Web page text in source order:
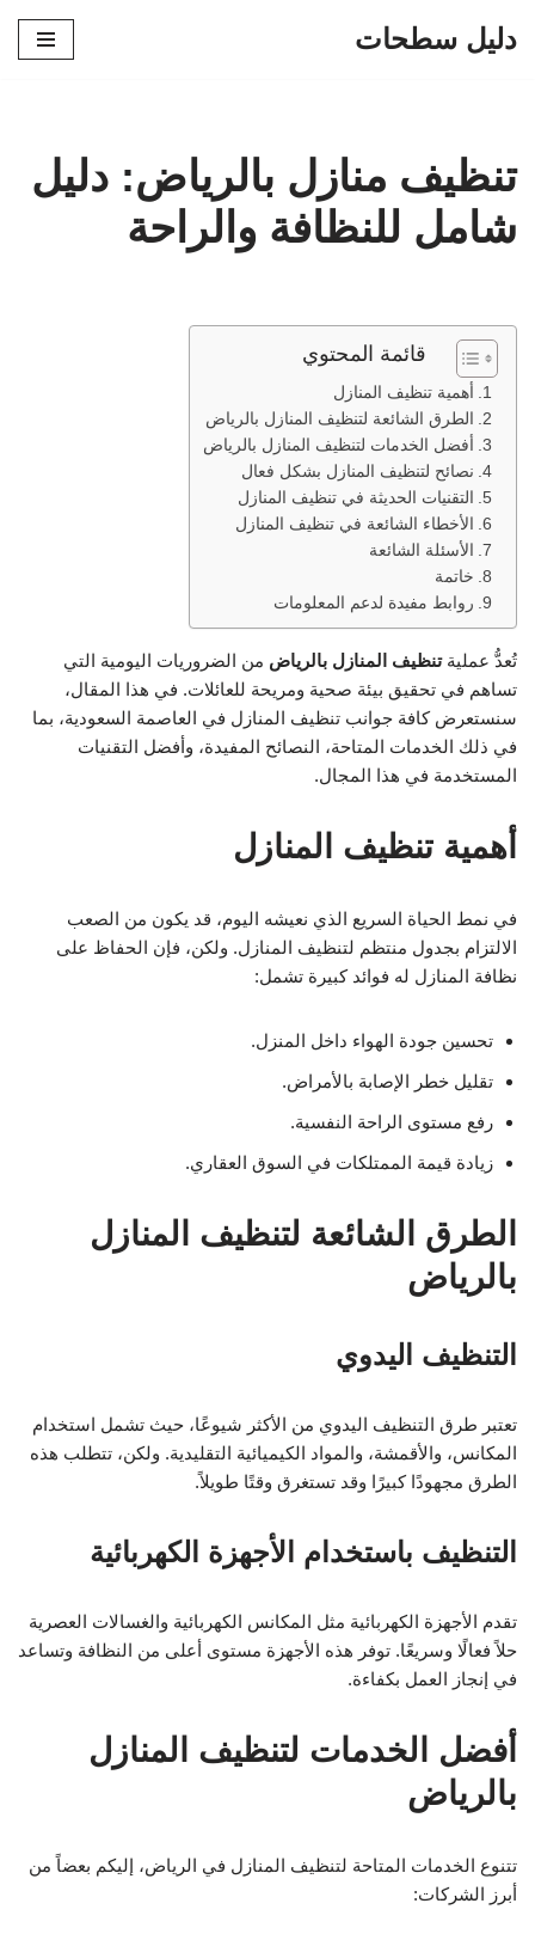
دليل سطحات
تنظيف منازل بالرياض: دليل
شامل للنظافة والراحة
قائمة المحتوي
أهمية تنظيف المنازل
الطرق الشائعة لتنظيف المنازل بالرياض
أفضل الخدمات لتنظيف المنازل بالرياض
نصائح لتنظيف المنازل بشكل فعال
التقنيات الحديثة في تنظيف المنازل
الأخطاء الشائعة في تنظيف المنازل
الأسئلة الشائعة
خاتمة
روابط مفيدة لدعم المعلومات
تُعدُّ عمليةتنظيف المنازل بالرياض من الضروريات اليومية التي
تساهم في تحقيق بيئة صحية ومريحة للعائلات. في هذا المقال،
سنستعرض كافة جوانب تنظيف المنازل في العاصمة السعودية، بما
في ذلك الخدمات المتاحة، النصائح المفيدة، وأفضل التقنيات
المستخدمة في هذا المجال.
أهمية تنظيف المنازل
في نمط الحياة السريع الذي نعيشه اليوم، قد يكون من الصعب
الالتزام بجدول منتظم لتنظيف المنازل. ولكن، فإن الحفاظ على
نظافة المنازل له فوائد كبيرة تشمل:
تحسين جودة الهواء داخل المنزل.
تقليل خطر الإصابة بالأمراض.
رفع مستوى الراحة النفسية.
زيادة قيمة الممتلكات في السوق العقاري.
الطرق الشائعة لتنظيف المنازل
بالرياض
التنظيف اليدوي
تعتبر طرق التنظيف اليدوي من الأكثر شيوعًا، حيث تشمل استخدام
المكانس، والأقمشة، والمواد الكيميائية التقليدية. ولكن، تتطلب هذه
الطرق مجهودًا كبيرًا وقد تستغرق وقتًا طويلاً.
التنظيف باستخدام الأجهزة الكهربائية
تقدم الأجهزة الكهربائية مثل المكانس الكهربائية والغسالات العصرية
حلاً فعالًا وسريعًا. توفر هذه الأجهزة مستوى أعلى من النظافة وتساعد
في إنجاز العمل بكفاءة.
أفضل الخدمات لتنظيف المنازل
بالرياض
تتنوع الخدمات المتاحة لتنظيف المنازل في الرياض، إليكم بعضاً من
أبرز الشركات: